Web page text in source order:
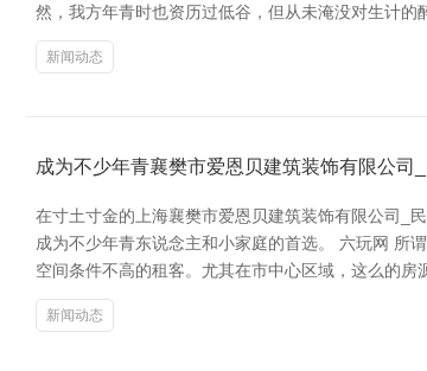
然，我方年青时也资历过低谷，但从未淹没对生计的
新闻动态
成为不少年青襄樊市爱恩贝建筑装饰有限公
在寸土寸金的上海襄樊市爱恩贝建筑装饰有限公司_
成为不少年青东说念主和小家庭的首选。 六玩网 所
空间条件不高的租客。尤其在市中心区域，这么的
新闻动态